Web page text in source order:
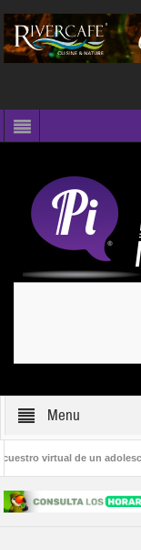
Menu
virtual de un
Palmas Avanza